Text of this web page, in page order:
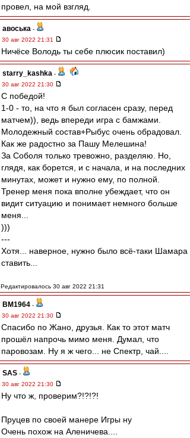
провел, на мой взгляд.
авоська -
30 авг 2022 21:31
Ничёсе Володь ты себе плюсик поставил)
starry_kashka -
30 авг 2022 21:30
С победой!
1-0 - то, на что я был согласен сразу, перед
матчем)), ведь впереди игра с бамжами.
Молодежный состав+Рыбус очень обрадовал.
Как же радостно за Пашу Мелешина!
За Соболя только тревожно, разделяю. Но,
глядя, как борется, и с начала, и на последних
минутах, может и нужно ему, по полной.
Тренер меня пока вполне убеждает, что он
видит ситуацию и понимает немного больше
меня...
)))
---
Хотя... наверное, нужно было всё-таки Шамара
ставить...
Редактировалось 30 авг 2022 21:31
BM1964 -
30 авг 2022 21:30
Спасибо по Жано, друзья. Как то этот матч
прошёл напрочь мимо меня. Думал, что
паровозам. Ну я ж чего... не Спектр, чай....
SAS -
30 авг 2022 21:30
Ну что ж, проверим?!?!?!
Пруцев по своей манере Игры ну
Очень похож на Аленичева....